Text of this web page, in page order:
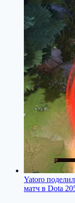
Yatoro
матч в Dota 2